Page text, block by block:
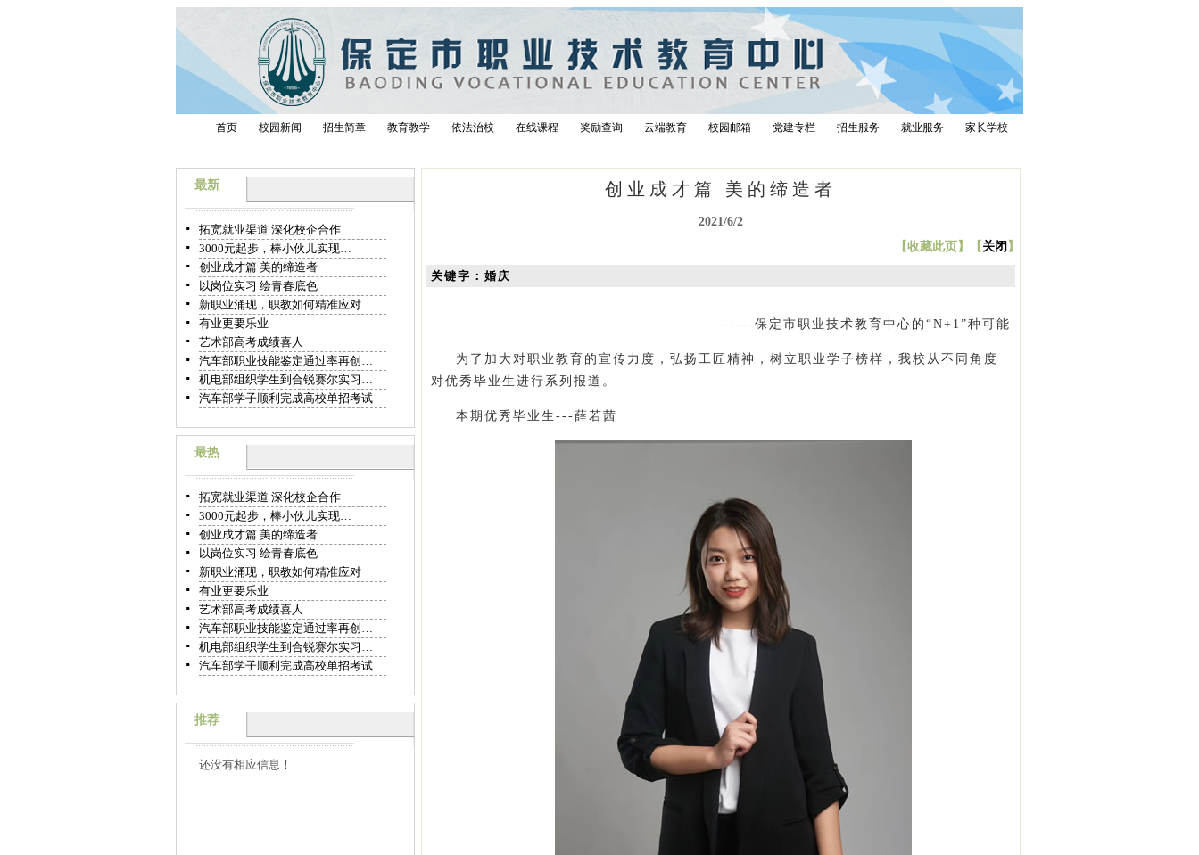
首页 校园新闻 招生简章 教育教学 依法治校 在线课程 奖励查询 云端教育 校园邮箱 党建专栏 招生服务 就业服务 家长学校
最新
拓宽就业渠道 深化校企合作
3000元起步，棒小伙儿实现…
创业成才篇 美的缔造者
以岗位实习 绘青春底色
新职业涌现，职教如何精准应对
有业更要乐业
艺术部高考成绩喜人
汽车部职业技能鉴定通过率再创…
机电部组织学生到合锐赛尔实习…
汽车部学子顺利完成高校单招考试
最热
拓宽就业渠道 深化校企合作
3000元起步，棒小伙儿实现…
创业成才篇 美的缔造者
以岗位实习 绘青春底色
新职业涌现，职教如何精准应对
有业更要乐业
艺术部高考成绩喜人
汽车部职业技能鉴定通过率再创…
机电部组织学生到合锐赛尔实习…
汽车部学子顺利完成高校单招考试
推荐
还没有相应信息！
创业成才篇 美的缔造者
2021/6/2
【收藏此页 】【 关闭 】
关键字：婚庆
-----保定市职业技术教育中心的“N+1”种可能
为了加大对职业教育的宣传力度，弘扬工匠精神，树立职业学子榜样，我校从不同角度
对优秀毕业生进行系列报道。
本期优秀毕业生---薛若茜